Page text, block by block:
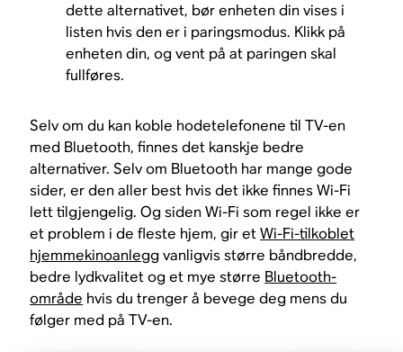
dette alternativet, bør enheten din vises i
listen hvis den er i paringsmodus. Klikk på
enheten din, og vent på at paringen skal
fullføres.
Selv om du kan koble hodetelefonene til TV-en
med Bluetooth, finnes det kanskje bedre
alternativer. Selv om Bluetooth har mange gode
sider, er den aller best hvis det ikke finnes Wi-Fi
lett tilgjengelig. Og siden Wi-Fi som regel ikke er
et problem i de fleste hjem, gir etWi-Fi-tilkoblet
hjemmekinoanleggvanligvis større båndbredde,
bedre lydkvalitet og et mye større Bluetooth-
område hvis du trenger å bevege deg mens du
følger med på TV-en.